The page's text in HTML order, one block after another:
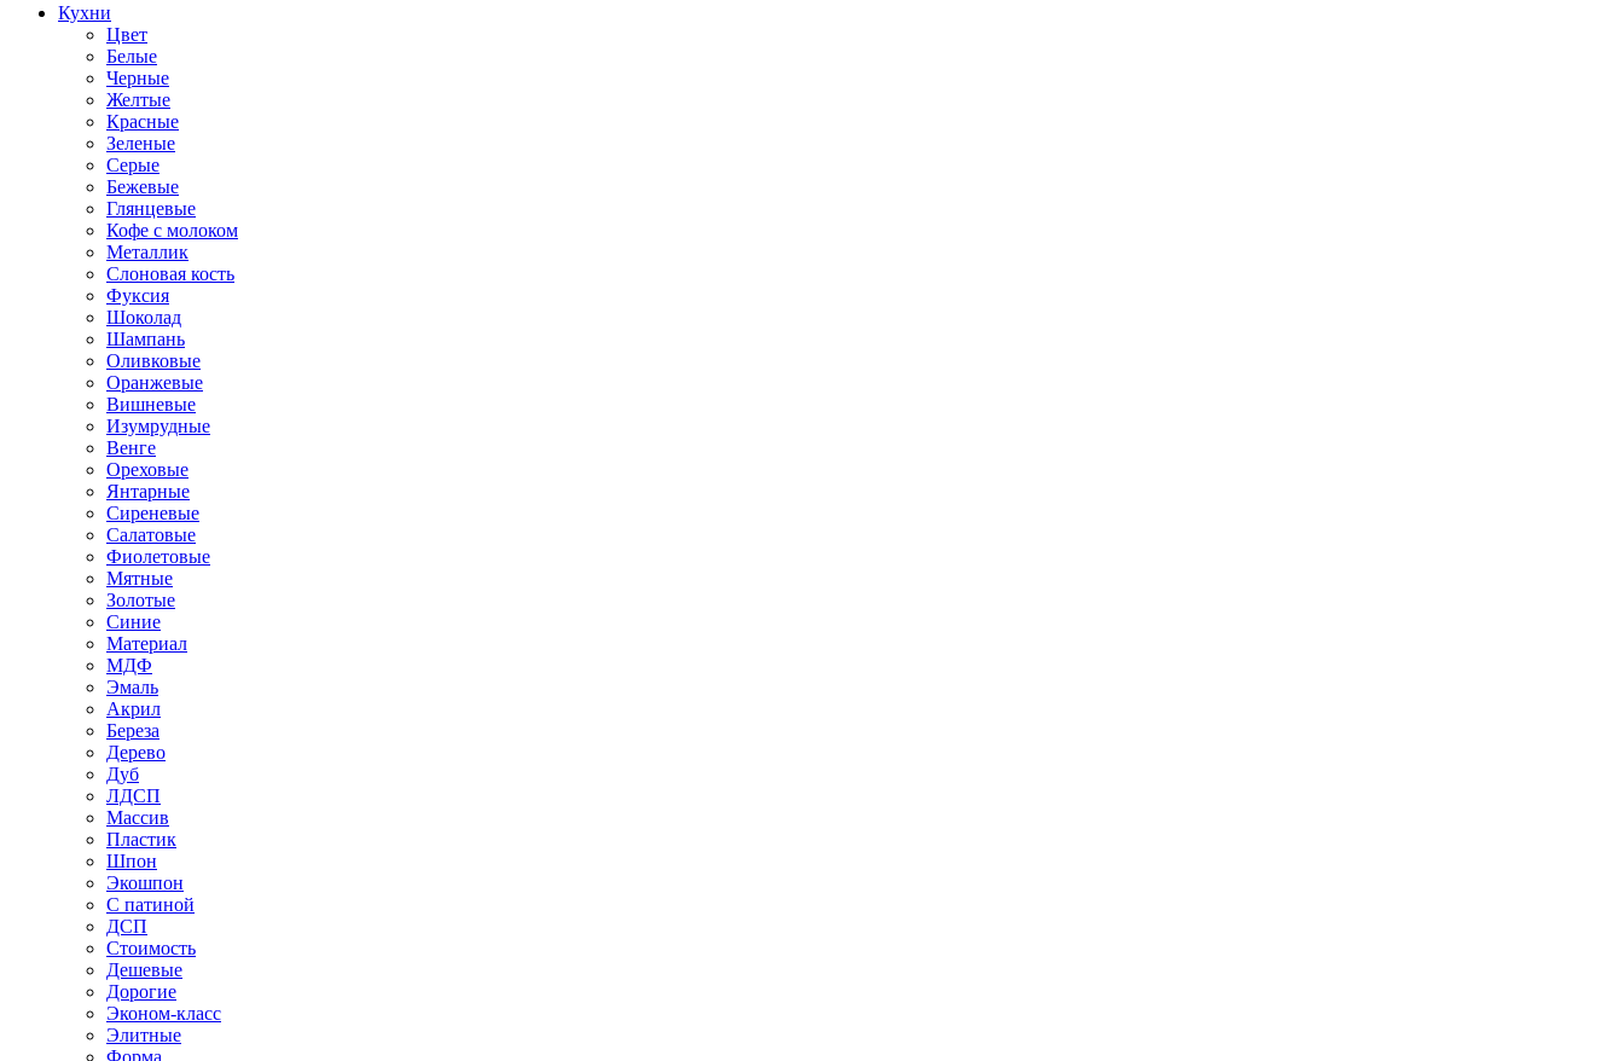
Кухни
Цвет
Белые
Черные
Желтые
Красные
Зеленые
Серые
Бежевые
Глянцевые
Кофе с молоком
Металлик
Слоновая кость
Фуксия
Шоколад
Шампань
Оливковые
Оранжевые
Вишневые
Изумрудные
Венге
Ореховые
Янтарные
Сиреневые
Салатовые
Фиолетовые
Мятные
Золотые
Синие
Материал
МДФ
Эмаль
Акрил
Береза
Дерево
Дуб
ЛДСП
Массив
Пластик
Шпон
Экошпон
С патиной
ДСП
Стоимость
Дешевые
Дорогие
Эконом-класс
Элитные
Форма